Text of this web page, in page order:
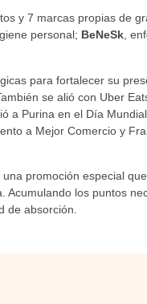
y 7 marcas propias de
personal; BeNeSk ,
para fortalecer su
se alió con Uber
a Purina en el Día
a Mejor Comercio y
promoción especial
los puntos
de absorción.